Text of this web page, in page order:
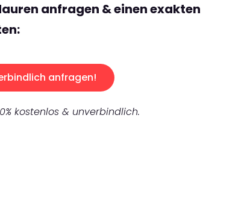
anfragen & einen exakten
anfragen!
kostenlos & unverbindlich.